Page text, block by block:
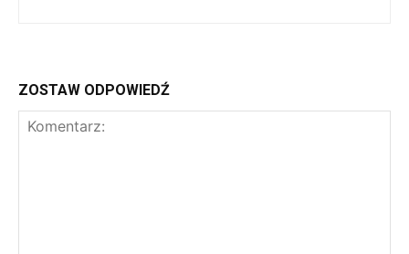
ZOSTAW ODPOWIEDŹ